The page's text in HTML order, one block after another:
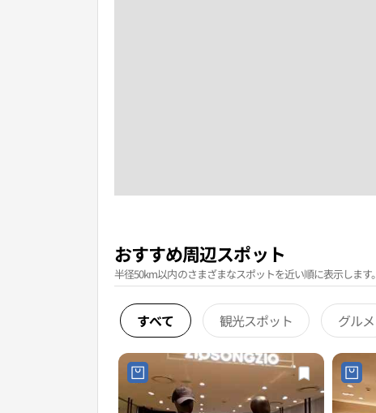
おすすめ周辺スポット
半径50km以内のさまざまなスポットを近い順に表示します。
すべて 観光スポット グルメ